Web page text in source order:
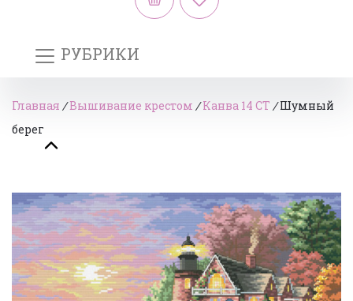
РУБРИКИ
Главная /Вышивание крестом /Канва 14 СТ /Шумный
берег